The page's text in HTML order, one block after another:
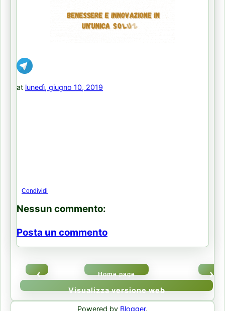
at lunedì, giugno 10, 2019
Condividi
Nessun commento:
Posta un commento
‹ ›
Home page
Visualizza versione web
Powered by Blogger.